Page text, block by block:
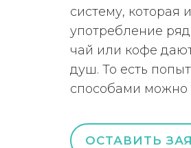
систему, которая
употребление
чай или кофе
душ. То есть
способами можно
ОСТАВИТЬ